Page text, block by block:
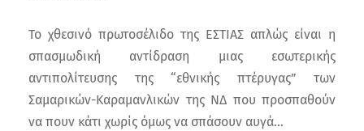
Το χθεσινό πρωτοσέλιδο της ΕΣΤΙΑΣ απλώς είναι η
σπασμωδική αντίδραση μιας εσωτερικής
αντιπολίτευσης της “εθνικής πτέρυγας” των
Σαμαρικών-Καραμανλικών της ΝΔ που προσπαθούν
να πουν κάτι χωρίς όμως να σπάσουν αυγά…